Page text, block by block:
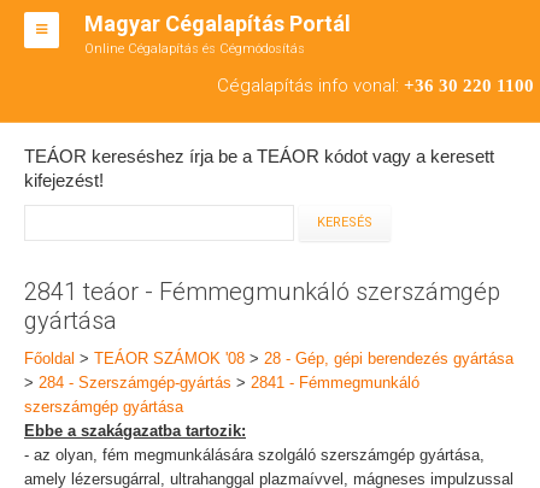
Magyar Cégalapítás Portál
Online Cégalapítás és Cégmódosítás
Cégalapítás info vonal: +36 30 220 1100
BT ALAPÍTÁS
RT ALAPÍTÁS
TEÁOR SZÁMOK '08
KAPCSOLAT
IRODÁK
TEÁOR kereséshez írja be a TEÁOR kódot vagy a keresett
kifejezést!
2841 teáor - Fémmegmunkáló szerszámgép
gyártása
Főoldal > TEÁOR SZÁMOK '08 > 28 - Gép, gépi berendezés gyártása
> 284 - Szerszámgép-gyártás > 2841 - Fémmegmunkáló
szerszámgép gyártása
Ebbe a szakágazatba tartozik:
- az olyan, fém megmunkálására szolgáló szerszámgép gyártása,
amely lézersugárral, ultrahanggal plazmaívvel, mágneses impulzussal